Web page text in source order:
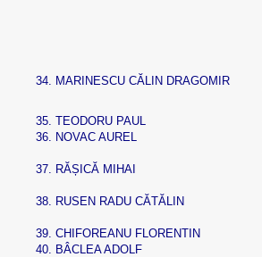
34. MARINESCU CĂLIN DRAGOMIR
35. TEODORU PAUL
36. NOVAC AUREL
37. RĂȘICĂ MIHAI
38. RUSEN RADU CĂTĂLIN
39. CHIFOREANU FLORENTIN
40. BÂCLEA ADOLF